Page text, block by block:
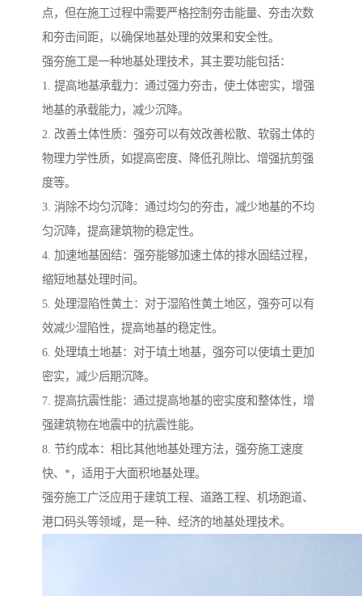
点，但在施工过程中需要严格控制夯击能量、夯击次数
和夯击间距，以确保地基处理的效果和安全性。
强夯施工是一种地基处理技术，其主要功能包括：
1. 提高地基承载力：通过强力夯击，使土体密实，增强
地基的承载能力，减少沉降。
2. 改善土体性质：强夯可以有效改善松散、软弱土体的
物理力学性质，如提高密度、降低孔隙比、增强抗剪强
度等。
3. 消除不均匀沉降：通过均匀的夯击，减少地基的不均
匀沉降，提高建筑物的稳定性。
4. 加速地基固结：强夯能够加速土体的排水固结过程，
缩短地基处理时间。
5. 处理湿陷性黄土：对于湿陷性黄土地区，强夯可以有
效减少湿陷性，提高地基的稳定性。
6. 处理填土地基：对于填土地基，强夯可以使填土更加
密实，减少后期沉降。
7. 提高抗震性能：通过提高地基的密实度和整体性，增
强建筑物在地震中的抗震性能。
8. 节约成本：相比其他地基处理方法，强夯施工速度
快、*，适用于大面积地基处理。
强夯施工广泛应用于建筑工程、道路工程、机场跑道、
港口码头等领域，是一种、经济的地基处理技术。